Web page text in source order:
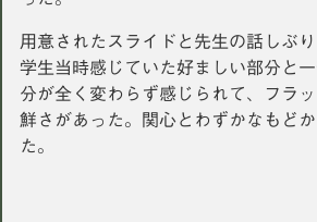
用意されたスライドと先生の話しぶり
学生当時感じていた好ましい部分と
分が全く変わらず感じられて、フラ
鮮さがあった。関心とわずかなもど
た。